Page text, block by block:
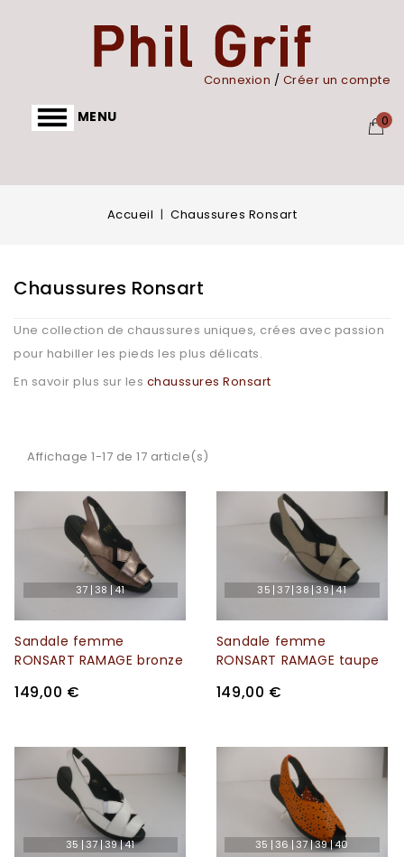
Connexion / Créer un compte
0
MENU
Accueil Chaussures Ronsart
Chaussures Ronsart
Une collection de chaussures uniques, crées avec passion
pour habiller les pieds les plus délicats.
En savoir plus sur les chaussures Ronsart
Affichage 1-17 de 17 article(s)
37 38 41
Sandale femme
RONSART RAMAGE bronze
149,00 €
35 37 38 39 41
Sandale femme
RONSART RAMAGE taupe
149,00 €
35 37 39 41 35 36 37 39 40